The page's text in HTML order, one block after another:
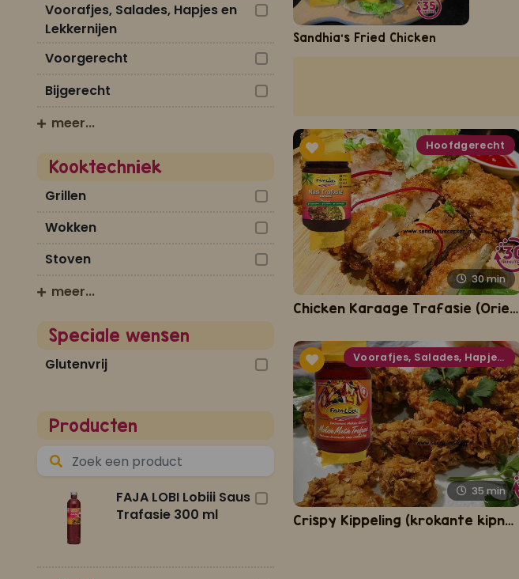
Voorafjes, Salades, Hapjes en
Lekkernijen
Voorgerecht
Bijgerecht
meer...
Kooktechniek
Grillen
Wokken
Stoven
meer...
Speciale wensen
Glutenvrij
Producten
FAJA LOBI Lobiii Saus
Trafasie 300 ml
Sandhia's Fried Chicken
Hoofdgerecht
30min
Chicken Karaage Trafasie (Oriental fried chicken)
Voorafjes, Salades, Hapjes en Lekkernijen
35 min
Crispy Kippeling (krokante kipnuggets)